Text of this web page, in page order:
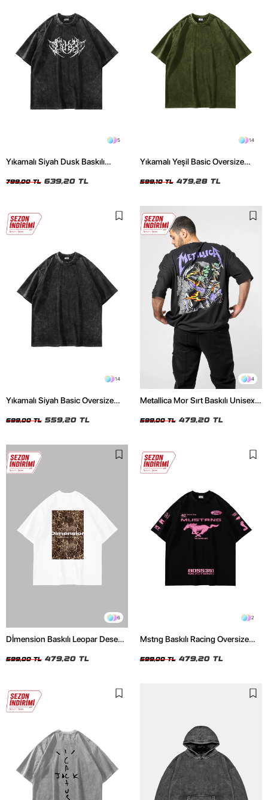
5
Yıkamalı Siyah Dusk Baskılı
799,00 TL 639,20 TL
14
Yıkamalı Yeşil Basic Oversize
599,10 TL 479,28 TL
14
Yıkamalı Siyah Basic Oversize
699,00 TL 559,20 TL
4
Metallica Mor Sırt Baskılı Unisex
599,00 TL 479,20 TL
6
Dİmension Baskılı Leopar Desenli
Tshirt
599,00 TL 479,20 TL
2
Mstng Baskılı Racing Oversize
599,00 TL 479,20 TL